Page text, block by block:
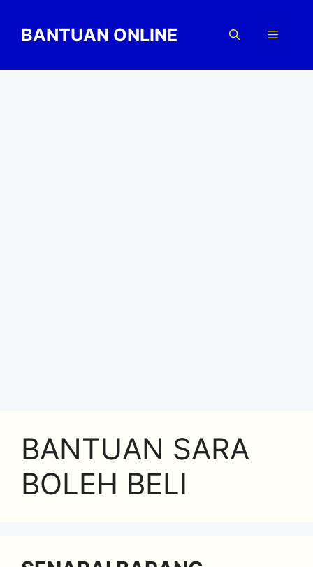
contentBANTUAN ONLINE Menu
BANTUAN SARA
BOLEH BELI